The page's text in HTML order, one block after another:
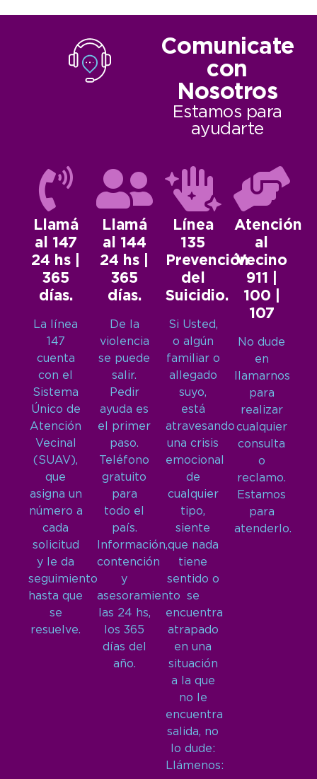
Comunicate
con
Nosotros
Estamos para
ayudarte
Llamá
al 147
24 hs |
365
días.
La línea
147
cuenta
con el
Sistema
Único de
Atención
Vecinal
(SUAV),
que
asigna un
número a
cada
solicitud
y le da
seguimiento
hasta que
se
resuelve.
Llamá
al 144
24 hs |
365
días.
De la
violencia
se puede
salir.
Pedir
ayuda es
el primer
paso.
Teléfono
gratuito
para
todo el
país.
Información,
contención
y
asesoramiento
las 24 hs,
los 365
días del
año.
Línea
135
Prevención
del
Suicidio.
Si Usted,
o algún
familiar o
allegado
suyo,
está
atravesando
una crisis
emocional
de
cualquier
tipo,
siente
que nada
tiene
sentido o
se
encuentra
atrapado
en una
situación
a la que
no le
encuentra
salida, no
lo dude:
Llámenos:
Atención
al
Vecino
911 |
100 |
107
No dude
en
llamarnos
para
realizar
cualquier
consulta
o
reclamo.
Estamos
para
atenderlo.